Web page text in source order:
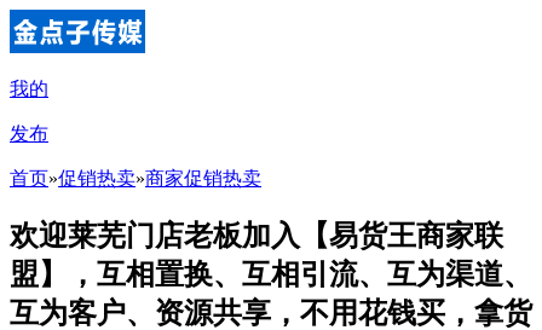
我的
发布
首页»促销热卖»商家促销热卖
欢迎莱芜门店老板加入【易货王商家联
盟】，互相置换、互相引流、互为渠道、
互为客户、资源共享，不用花钱买，拿货